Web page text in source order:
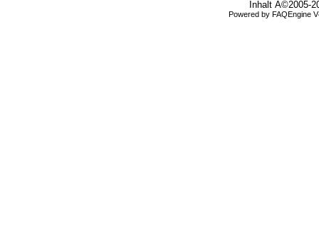
Inhalt Â©2005-
Powered by FAQEngine